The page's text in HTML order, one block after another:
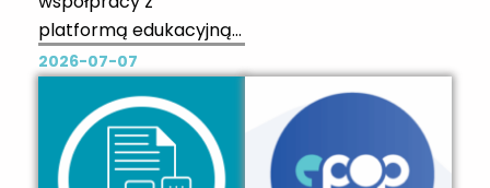
platformą edukacyjną
LEPoLEK! 👉 Każdy
wykupić roczny dostęp
do pełnej zawartości
platformy LEPoLEK w
2026-07-07
propozycji tematów -
prosimy o kontakt
mailowy do redaktor
naczelnej:
justynarajkiewicz@gmai